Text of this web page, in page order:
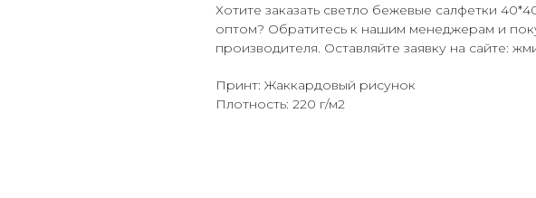
Хотите заказать светло бежевые салфетки
оптом? Обратитесь к нашим менеджерам и
производителя. Оставляйте заявку на сайте:
Принт: Жаккардовый рисунок
Плотность: 220 г/м2